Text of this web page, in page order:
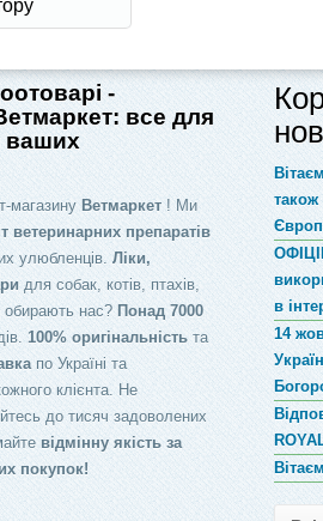
-
все для
ваших
магазину Ветмаркет ! Ми
ветеринарних препаратів
улюбленців.Ліки,
для собак, котів, птахів,
обирають нас? Понад 7000
100% оригінальність та
по Україні та
клієнта. Не
до тисяч задоволених
відмінну якість за
покупок!
в
14